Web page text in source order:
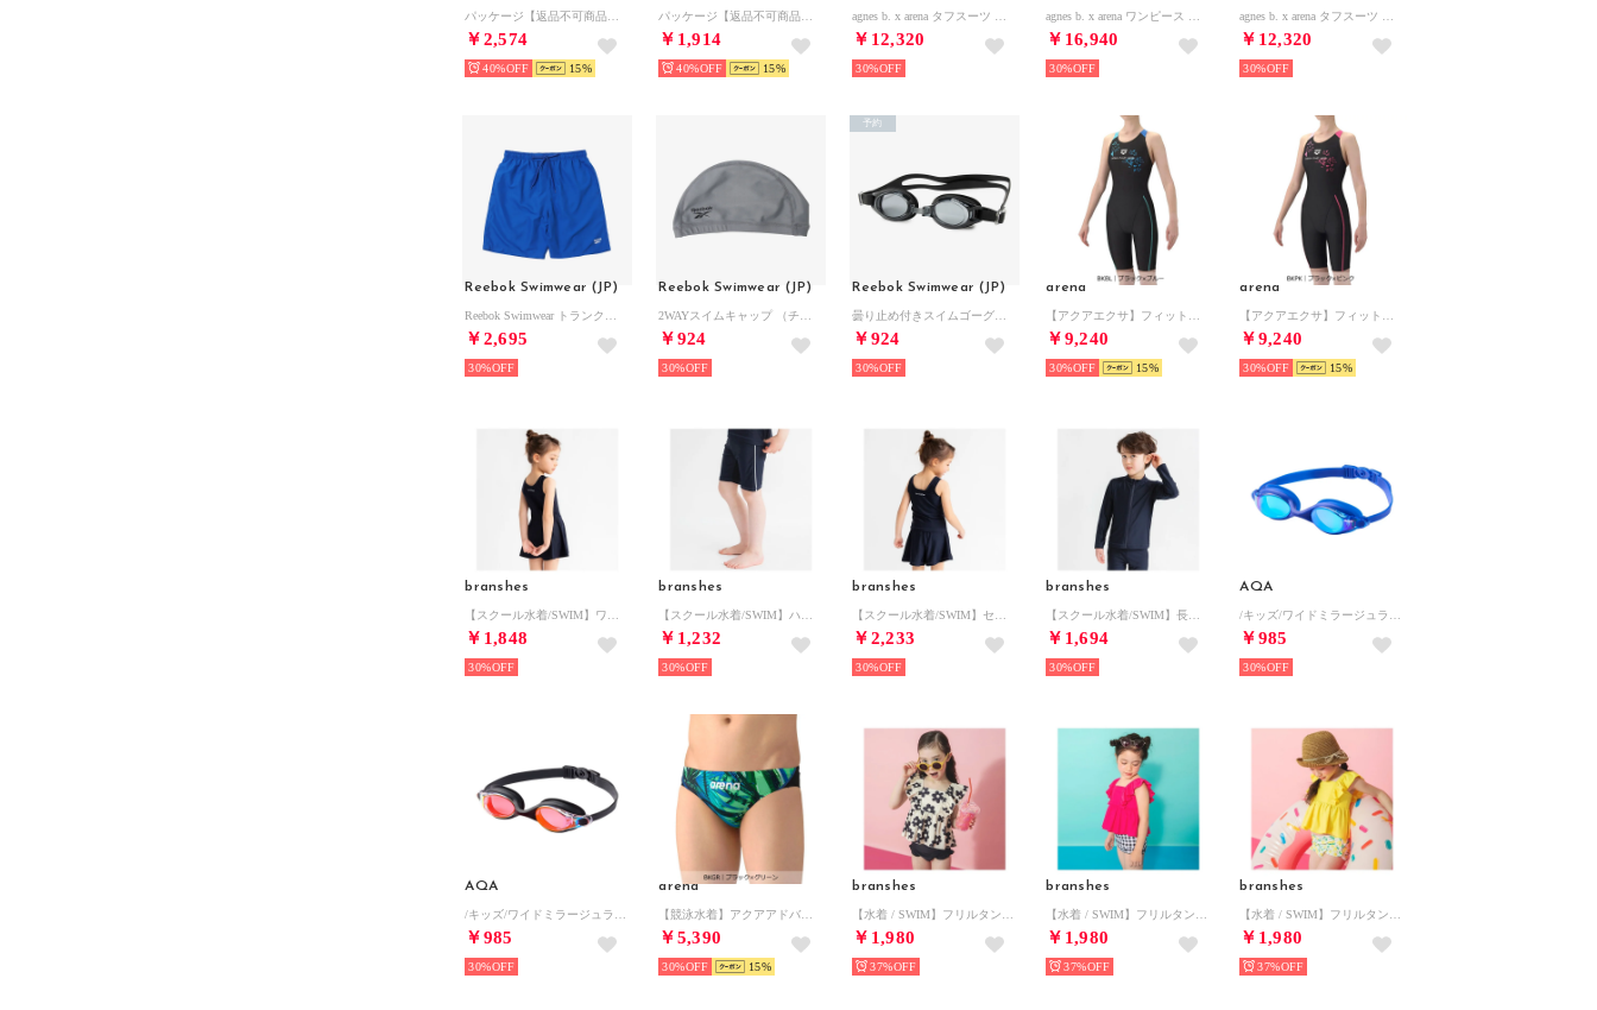
￥2,574
40% 15
￥1,914
40% 15
￥12,320
30%
￥16,940
30%
￥12,320
30%
Reebok Swimwear (JP)
￥2,695
30%
Reebok Swimwear (JP)
￥924
30%
Reebok Swimwear (JP)
￥924
予約
30%
arena
￥9,240
30% 15
arena
￥9,240
30% 15
branshes
￥1,848
30%
branshes
￥1,232
30%
branshes
￥2,233
30%
branshes
￥1,694
30%
AQA
￥985
30%
AQA
￥985
30%
arena
￥5,390
30% 15
branshes
￥1,980
37%
branshes
￥1,980
37%
branshes
￥1,980
37%